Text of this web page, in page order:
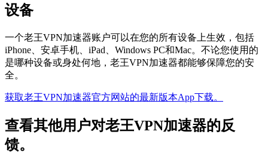
设备
一个老王VPN加速器账户可以在您的所有设备上生效，包括
iPhone、安卓手机、iPad、Windows PC和Mac。不论您使用的
是哪种设备或身处何地，老王VPN加速器都能够保障您的安
全。
获取老王VPN加速器官方网站的最新版本App下载。
查看其他用户对老王VPN加速器的反
馈。